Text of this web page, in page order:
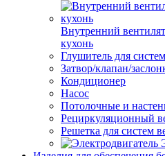
Внутренний
кухонь
Глушитель для
Затвор/клапан/
Кондиционер
Насос
Потолочные и
Рециркуляционный
Решетка для систем